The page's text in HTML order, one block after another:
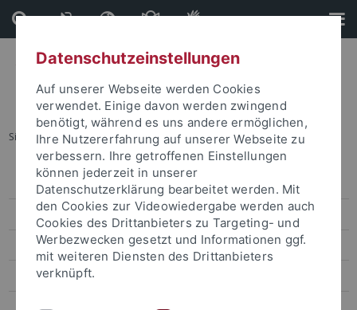
Direkt
zum
Inhalt
Direkt
zur
Fußleiste
Sie sind hier: Startseite ... Australien und Neuseeland
Wege ins Ausland
Internationaler Tag 2026
Erasmus+
Außereuropäischer Austausch
Datenschutzeinstellungen
Auf unserer Webseite werden Cookies
verwendet. Einige davon werden zwingend
benötigt, während es uns andere ermöglichen,
Ihre Nutzererfahrung auf unserer Webseite zu
verbessern. Ihre getroffenen Einstellungen
können jederzeit in unserer
Datenschutzerklärung bearbeitet werden. Mit
den Cookies zur Videowiedergabe werden auch
Cookies des Drittanbieters zu Targeting- und
Werbezwecken gesetzt und Informationen ggf.
mit weiteren Diensten des Drittanbieters
verknüpft.